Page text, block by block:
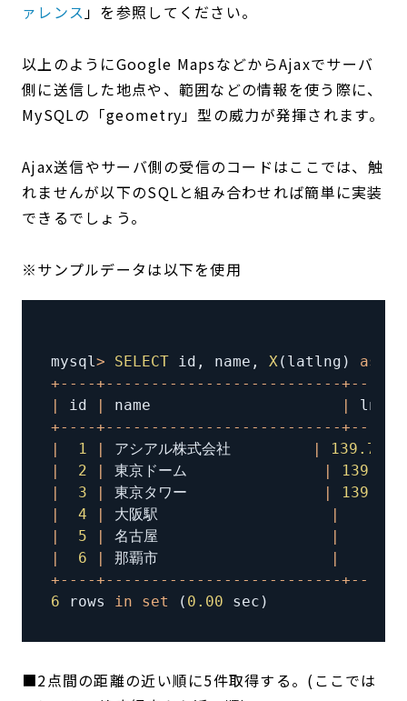
ァレンス」を参照してください。
以上のようにGoogle MapsなどからAjaxでサーバ
側に送信した地点や、範囲などの情報を使う際に、
MySQLの「geometry」型の威力が発揮されます。
Ajax送信やサーバ側の受信のコードはここでは、触
れませんが以下のSQLと組み合わせれば簡単に実装
できるでしょう。
※サンプルデータは以下を使用
mysql > SELECT id , name , X ( latlng ) as
+-- --+-- -- -- -- -- -- -- -- -- -- -- -- --+--
|
id | name |
+-- --+-- -- -- -- -- -- -- -- -- -- -- -- --+--
|
1 | アシアル株式会社 |
|
2 | 東京ドーム |
|
3 | 東京タワー |
|
4 | 大阪駅 |
|
5 | 名古屋 |
|
6 | 那覇市 |
+-- --+-- -- -- -- -- -- -- -- -- -- -- -- --+--
6 rows in set ( 0.00 sec )
■2点間の距離の近い順に5件取得する。(ここでは